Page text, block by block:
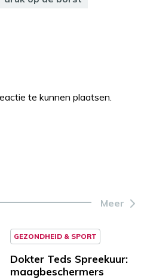
te kunnen plaatsen.
Meer
GEZONDHEID & SPORT
Dokter Teds Spreekuur:
maagbeschermers